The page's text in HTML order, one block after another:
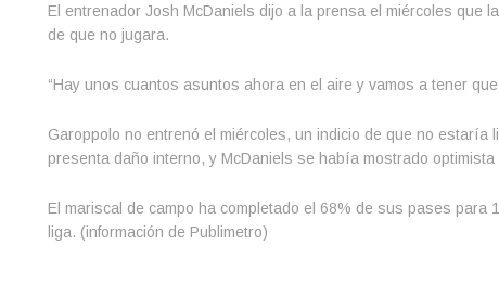
El entrenador Josh McDaniels dijo a la prensa el miércoles que
de que no jugara.
“Hay unos cuantos asuntos ahora en el aire y vamos a tener
Garoppolo no entrenó el miércoles, un indicio de que no
presenta daño interno, y McDaniels se había mostrado
El mariscal de campo ha completado el 68% de sus pases
liga. (información de Publimetro)